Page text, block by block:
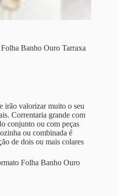
Banho Ouro Tarraxa
irão valorizar muito o seu
Correntaria grande com
conjunto ou com peças
ou combinada é
de dois ou mais colares
Folha Banho Ouro